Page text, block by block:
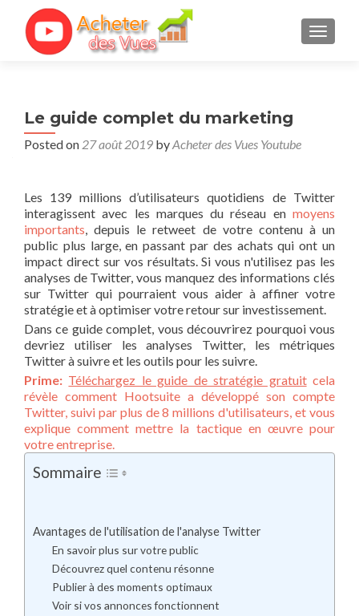
Le guide complet du marketing
Posted on 27 août 2019 byAcheter des Vues Youtube
Les 139 millions d’utilisateurs quotidiens de Twitter
interagissent avec les marques du réseau enmoyens
importants, depuis le retweet de votre contenu à un
public plus large, en passant par des achats qui ont un
impact direct sur vos résultats. Si vous n'utilisez pas les
analyses de Twitter, vous manquez des informations clés
sur Twitter qui pourraient vous aider à affiner votre
stratégie et à optimiser votre retour sur investissement.
Dans ce guide complet, vous découvrirez pourquoi vous
devriez utiliser les analyses Twitter, les métriques
Twitter à suivre et les outils pour les suivre.
Prime: Téléchargez le guide de stratégie gratuitcela
révèle comment Hootsuite a développé son compte
Twitter, suivi par plus de 8 millions d'utilisateurs, et vous
explique comment mettre la tactique en œuvre pour
votre entreprise.
Sommaire
Avantages de l'utilisation de l'analyse Twitter
En savoir plus sur votre public
Découvrez quel contenu résonne
Publier à des moments optimaux
Voir si vos annonces fonctionnent